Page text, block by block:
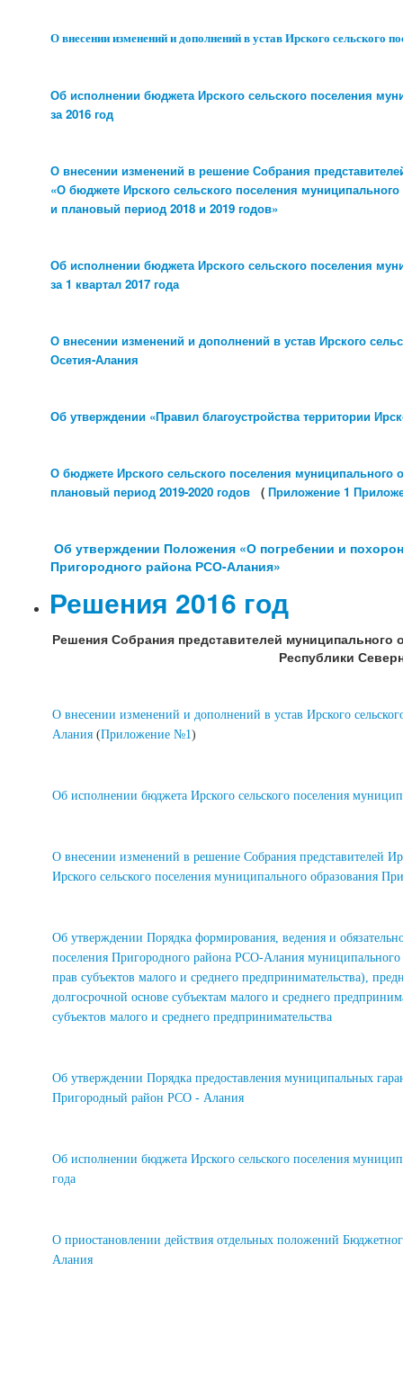
О внесении изменений и дополнений в устав Ирского сельского
Об исполнении бюджета Ирского сельского поселения
за 2016 год
О внесении изменений в решение Собрания
«О бюджете Ирского сельского поселения
и плановый период 2018 и 2019 годов»
Об исполнении бюджета Ирского сельского поселения
за 1 квартал 2017 года
О внесении изменений и дополнений в устав Ирского
Осетия-Алания
Об утверждении «Правил благоустройства территории
О бюджете Ирского сельского поселения
плановый период 2019-2020 годов (Приложение 1
Об утверждении Положения «О погребении и
Пригородного района РСО-Алания»
Решения 2016 год
Решения Собрания представителей муниципального
Республики
О внесении изменений и дополнений в устав Ирского
Алания (Приложение №1)
Об исполнении бюджета Ирского сельского поселения
О внесении изменений в решение Собрания представителей
Ирского сельского поселения муниципального образования
Об утверждении Порядка формирования, ведения и
поселения Пригородного района РСО-Алания
прав субъектов малого и среднего предпринимательства),
долгосрочной основе субъектам малого и среднего
субъектов малого и среднего предпринимательства
Об утверждении Порядка предоставления муниципальных
Пригородный район РСО - Алания
Об исполнении бюджета Ирского сельского поселения
года
О приостановлении действия отдельных положений
Алания